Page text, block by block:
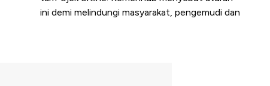
ini demi melindungi masyarakat, pengemudi dan